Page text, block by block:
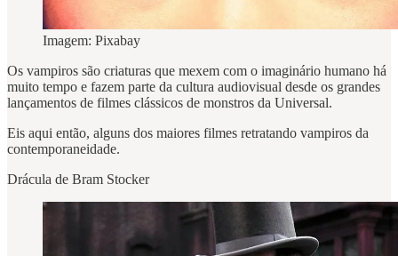
Imagem: Pixabay
Os vampiros são criaturas que mexem com o imaginário humano há
muito tempo e fazem parte da cultura audiovisual desde os grandes
lançamentos de filmes clássicos de monstros da Universal.
Eis aqui então, alguns dos maiores filmes retratando vampiros da
contemporaneidade.
Drácula de Bram Stocker